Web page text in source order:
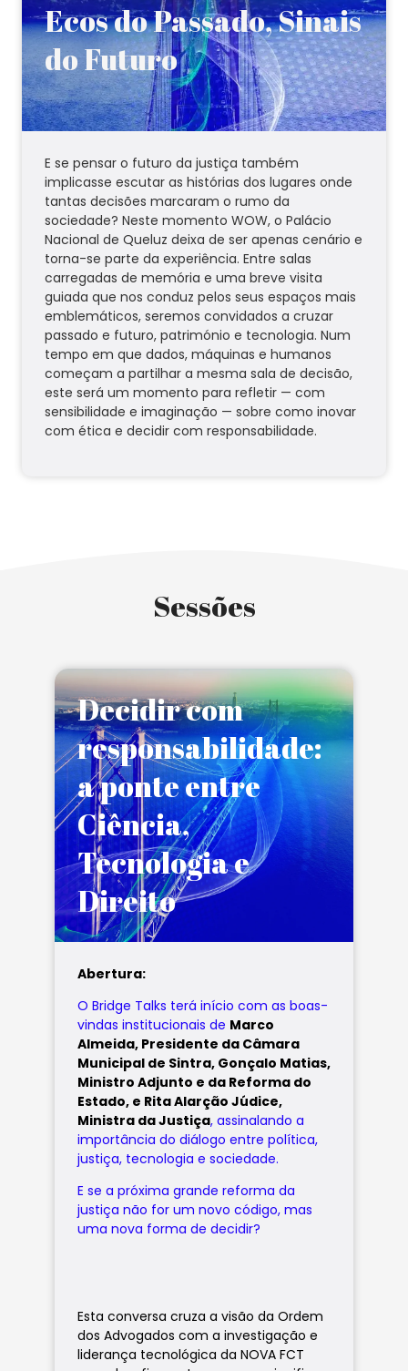
Ecos do Passado, Sinais
do Futuro
E se pensar o futuro da justiça também
implicasse escutar as histórias dos lugares onde
tantas decisões marcaram o rumo da
sociedade? Neste momento WOW, o Palácio
Nacional de Queluz deixa de ser apenas cenário e
torna-se parte da experiência. Entre salas
carregadas de memória e uma breve visita
guiada que nos conduz pelos seus espaços mais
emblemáticos, seremos convidados a cruzar
passado e futuro, património e tecnologia. Num
tempo em que dados, máquinas e humanos
começam a partilhar a mesma sala de decisão,
este será um momento para refletir — com
sensibilidade e imaginação — sobre como inovar
com ética e decidir com responsabilidade.
Sessões
Decidir com
responsabilidade:
a ponte entre
Ciência,
Tecnologia e
Direito
Abertura:
O Bridge Talks terá início com as boas-
vindas institucionais de Marco
Almeida, Presidente da Câmara
Municipal de Sintra, Gonçalo Matias,
Ministro Adjunto e da Reforma do
Estado, e Rita Alarção Júdice,
Ministra da Justiça, assinalando a
importância do diálogo entre política,
justiça, tecnologia e sociedade.
E se a próxima grande reforma da
justiça não for um novo código, mas
uma nova forma de decidir?
Esta conversa cruza a visão da Ordem
dos Advogados com a investigação e
liderança tecnológica da NOVA FCT